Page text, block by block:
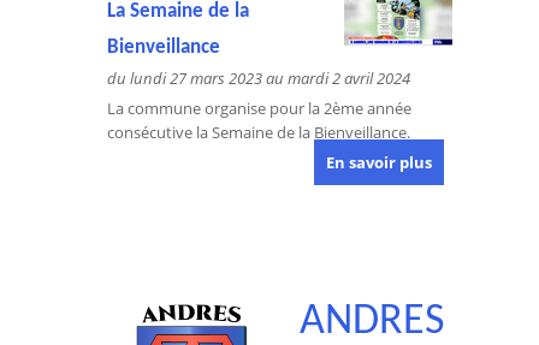
La Semaine de la
Bienveillance
du lundi 27 mars 2023 au mardi 2 avril 2024
La commune organise pour la 2ème année
consécutive la Semaine de la Bienveillance.
En savoir plus
ANDRES